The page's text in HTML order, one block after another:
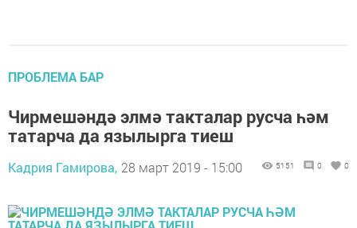
ПРОБЛЕМА БАР
Чирмешәндә элмә такталар русча һәм
татарча да язылырга тиеш
Кадрия Гамирова, 28 март 2019 - 15:00 5151 0 0